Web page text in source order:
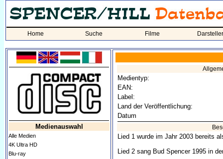
Home Suche Filme Darsteller
Medienauswahl
Alle Medien
4K Ultra HD
Blu-ray
Medientyp:
EAN:
Label:
Land der Veröffentlichung:
Datum
Lied 1 wurde im Jahr 2003 bereits
Lied 2 sang Bud Spencer 1995 in